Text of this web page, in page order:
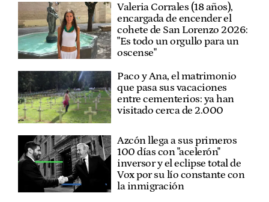
Valeria Corrales (18 años),
encargada de encender el
cohete de San Lorenzo 2026:
"Es todo un orgullo para un
oscense"
Paco y Ana, el matrimonio
que pasa sus vacaciones
entre cementerios: ya han
visitado cerca de 2.000
Azcón llega a sus primeros
100 días con "acelerón"
inversor y el eclipse total de
Vox por su lío constante con
la inmigración